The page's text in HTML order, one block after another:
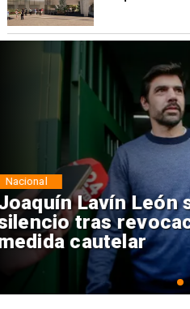
Chile y Venezuela
reinicio de
consulares
Nacional